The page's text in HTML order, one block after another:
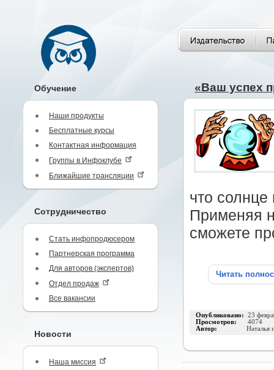
Обучение
Наши продукты
Бесплатные курсы
Контактная информация
Группы в Инфоклубе
Ближайшие трансляции
Сотрудничество
Стать инфопродюсером
Партнерская программа
Для авторов (экспертов)
Отдел продаж
Все вакансии
Новости
Наша миссия
«Ваш успех
что солнце
Применяя
сможете
Читать
Опубликовано: 23
Просмотров: 4074
Автор: Наталья